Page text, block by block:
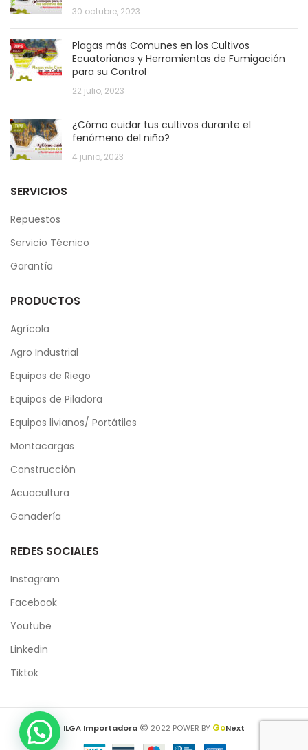
30 octubre, 2023
Plagas más Comunes en los Cultivos
Ecuatorianos y Herramientas de Fumigación
para su Control
22 julio, 2023
¿Cómo cuidar tus cultivos durante el
fenómeno del niño?
4 junio, 2023
SERVICIOS
Repuestos
Servicio Técnico
Garantía
PRODUCTOS
Agrícola
Agro Industrial
Equipos de Riego
Equipos de Piladora
Equipos livianos/ Portátiles
Montacargas
Construcción
Acuacultura
Ganadería
REDES SOCIALES
Instagram
Facebook
Youtube
Linkedin
Tiktok
ILGA Importadora 2022 POWER BY GoNext